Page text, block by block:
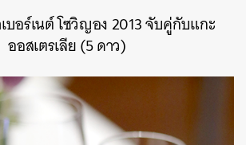
บอร์เนต์ โซวิญอง 2013 จับคู่กับแกะ
ออสเตรเลีย (5 ดาว)